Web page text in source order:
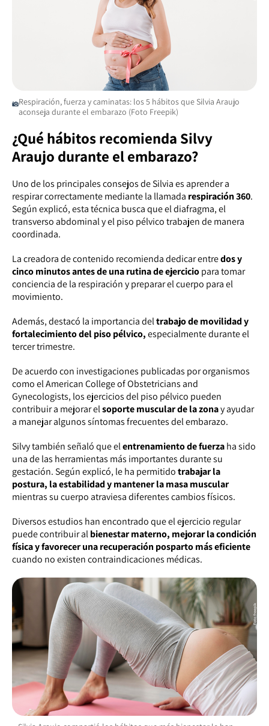
Respiración, fuerza y caminatas: los 5 hábitos que Silvia Araujo
aconseja durante el embarazo (Foto Freepik)
¿Qué hábitos recomienda Silvy
Araujo durante el embarazo?
Uno de los principales consejos de Silvia es aprender a
respirar correctamente mediante la llamada respiración 360.
Según explicó, esta técnica busca que el diafragma, el
transverso abdominal y el piso pélvico trabajen de manera
coordinada.
La creadora de contenido recomienda dedicar entredos y
cinco minutos antes de una rutina de ejerciciopara tomar
conciencia de la respiración y preparar el cuerpo para el
movimiento.
Además, destacó la importancia deltrabajo de movilidad y
fortalecimiento del piso pélvico,especialmente durante el
tercer trimestre.
De acuerdo con investigaciones publicadas por organismos
como el American College of Obstetricians and
Gynecologists, los ejercicios del piso pélvico pueden
contribuir a mejorar elsoporte muscular de la zonay ayudar
a manejar algunos síntomas frecuentes del embarazo.
Silvy también señaló que elentrenamientode fuerzaha sido
una de las herramientas más importantes durante su
gestación. Según explicó, le ha permitidotrabajar la
postura, la estabilidad y mantener la masa muscular
mientras su cuerpo atraviesa diferentes cambios físicos.
Diversos estudios han encontrado que el ejercicio regular
puede contribuir albienestar materno, mejorar la condición
física y favorecer una recuperación posparto más eficiente
cuando no existen contraindicaciones médicas.